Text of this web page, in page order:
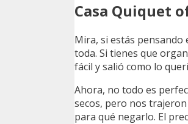
Casa Quiquet
Mira, si estás pensando
toda. Si tienes que
fácil y salió como lo
Ahora, no todo es
secos, pero nos trajeron
para qué negarlo. El